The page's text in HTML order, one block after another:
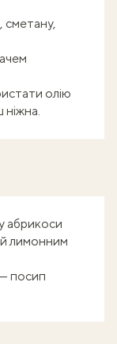
сметану,
олію
ніжна.
абрикоси
лимонним
посип